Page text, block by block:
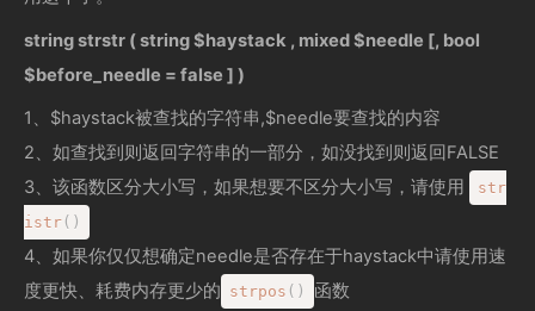
string strstr ( string $haystack , mixed $needle [, bool
$before_needle = false ] )
1、$haystack被查找的字符串,$needle要查找的内容
2、如查找到则返回字符串的一部分，如没找到则返回FALSE
3、该函数区分大小写，如果想要不区分大小写，请使用
str
istr ( )
4、如果你仅仅想确定needle是否存在于haystack中请使用速
度更快、耗费内存更少的 strpos ( ) 函数